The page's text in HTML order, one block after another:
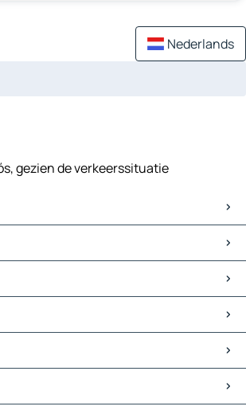
Nederlands
gezien de verkeerssituatie